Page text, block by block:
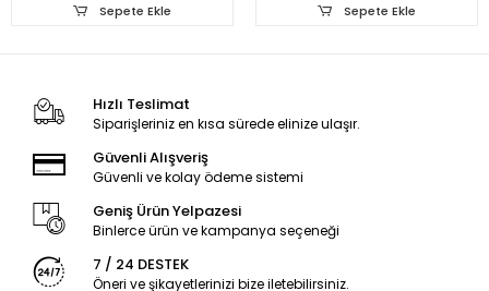
Sepete Ekle Sepete Ekle
Hızlı Teslimat
Siparişleriniz en kısa sürede elinize ulaşır.
Güvenli Alışveriş
Güvenli ve kolay ödeme sistemi
Geniş Ürün Yelpazesi
Binlerce ürün ve kampanya seçeneği
7 / 24 DESTEK
Öneri ve şikayetlerinizi bize iletebilirsiniz.